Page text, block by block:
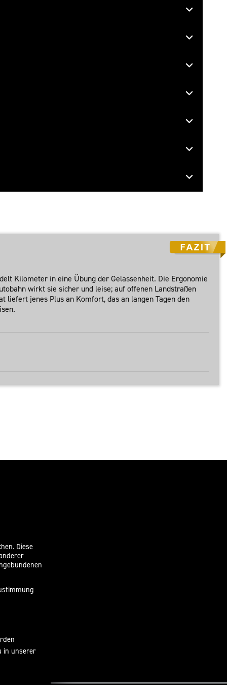
Kilometer in eine Übung der Gelassenheit. Die Ergonomie
wirkt sie sicher und leise; auf offenen Landstraßen
liefert jenes Plus an Komfort, das an langen Tagen den
Diese
in unserer